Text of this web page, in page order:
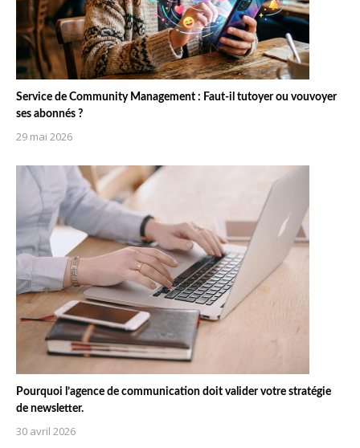
Service de Community Management : Faut-il tutoyer ou vouvoyer
ses abonnés ?
29 mai 2026
Pourquoi l’agence de communication doit valider votre stratégie
de newsletter.
30 avril 2026